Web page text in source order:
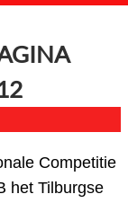
Competitie
het Tilburgse